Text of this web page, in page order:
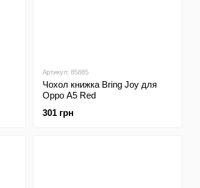
Артикул: 85885
Чохол книжка Bring Joy для
Oppo A5 Red
301 грн